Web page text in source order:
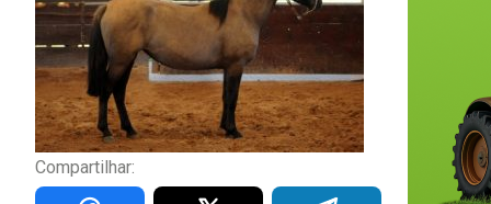
Compartilhar: